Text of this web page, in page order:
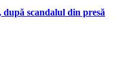
scandalul din presă